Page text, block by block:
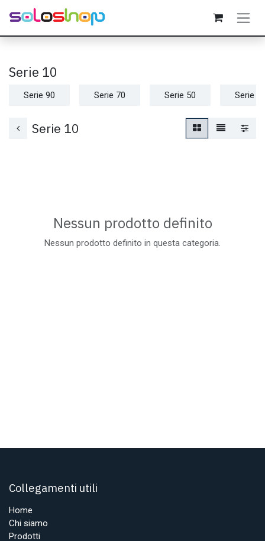
Passa al contenuto
Serie 10
Serie 90 Serie 70 Serie 50 Serie
Serie 10
Nessun prodotto definito
Nessun prodotto definito in questa categoria.
Collegamenti utili
Home
Chi siamo
Prodotti